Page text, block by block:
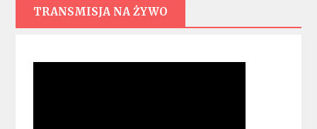
TRANSMISJA NA ŻYWO